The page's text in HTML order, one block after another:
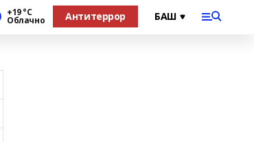
+19 °С
Облачно Антитеррор